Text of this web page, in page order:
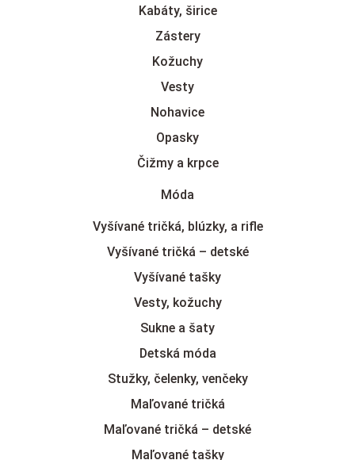
Kabáty, širice
Zástery
Kožuchy
Vesty
Nohavice
Opasky
Čižmy a krpce
Móda
Vyšívané tričká, blúzky, a rifle
Vyšívané tričká – detské
Vyšívané tašky
Vesty, kožuchy
Sukne a šaty
Detská móda
Stužky, čelenky, venčeky
Maľované tričká
Maľované tričká – detské
Maľované tašky